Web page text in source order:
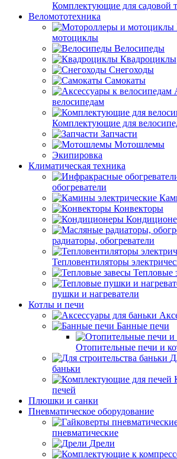
Комплектующие для садовой
Веломототехника
мотоциклы
Велосипеды
Квадроциклы
Снегоходы
Самокаты
велосипедам
Комплектующие для
Запчасти
Мотошлемы
Экипировка
Климатическая техника
обогреватели
Конвекторы
радиаторы, обогреватели
Тепловентиляторы
Тепловые
пушки и нагреватели
Котлы и печи
Банные печи
Отопительные печи и
баньки
печей
Плюшки и санки
Пневматическое оборудование
пневматические
Дрели